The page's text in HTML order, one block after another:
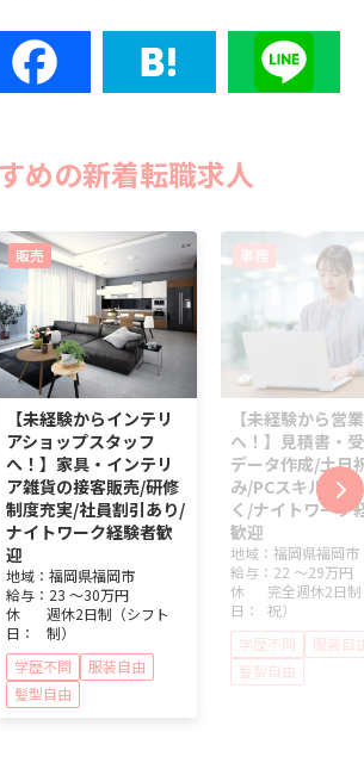
Hatena Line
めの新着転職求人
販売
【未経験からインテリ
アショップスタッフ
へ！】家具・インテリ
ア雑貨の接客販売/研修
制度充実/社員割引あり/
ナイトワーク経験者歓
迎
地域： 福岡県福岡市
給与： 23 ～30万円
休
日：
週休2日制（シフト
制）
学歴不問
服装自由
髪型自由
事務
【未経験から営
へ！】見積書・
データ作成/土日
み/PCスキルが身
く/ナイトワーク
歓迎
地域： 福岡県福岡市
給与： 22 ～29万円
休
日：
完全週休2日
祝）
学歴不問
服装自
髪型自由